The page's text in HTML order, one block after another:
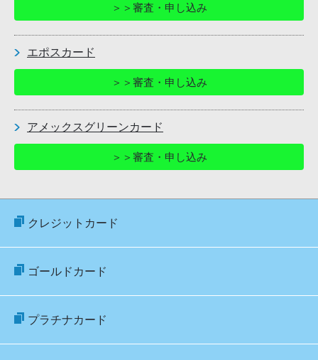
＞＞審査・申し込み
エポスカード
＞＞審査・申し込み
アメックスグリーンカード
＞＞審査・申し込み
クレジットカード
ゴールドカード
プラチナカード